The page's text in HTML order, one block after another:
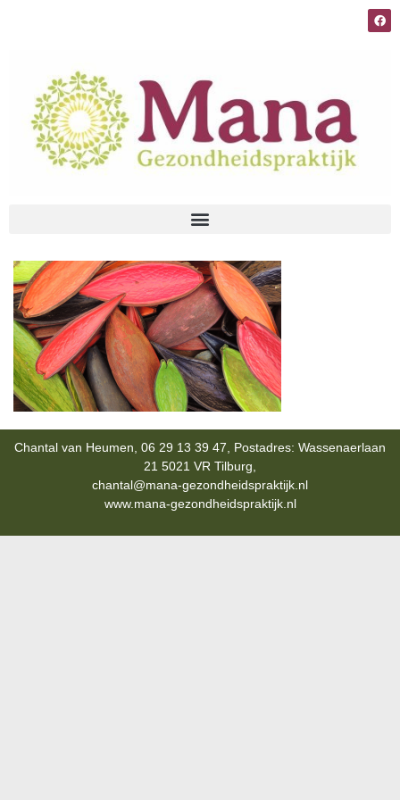
Chantal van Heumen, 06 29 13 39 47, Postadres: Wassenaerlaan
21 5021 VR Tilburg,
chantal@mana-gezondheidspraktijk.nl
www.mana-gezondheidspraktijk.nl